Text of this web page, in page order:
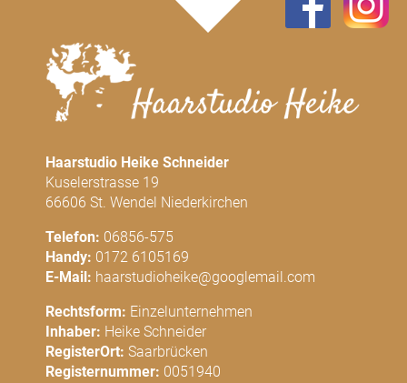
Haarstudio Heike Schneider
Kuselerstrasse 19
66606 St. Wendel Niederkirchen
Telefon: 06856-575
Handy: 0172 6105169
E-Mail: haarstudioheike@googlemail.com
Rechtsform: Einzelunternehmen
Inhaber: Heike Schneider
RegisterOrt: Saarbrücken
Registernummer: 0051940